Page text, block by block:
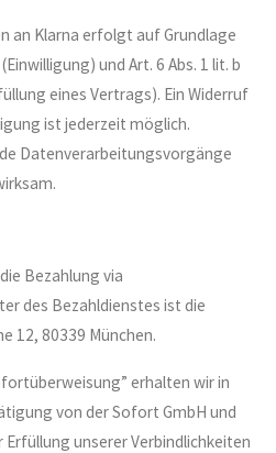
an Klarna erfolgt auf Grundlage
und Art. 6 Abs. 1 lit. b
eines Vertrags). Ein Widerruf
ist jederzeit möglich.
Datenverarbeitungsvorgänge
Bezahlung via
des Bezahldienstes ist die
12, 80339 München.
erhalten wir in
von der Sofort GmbH und
unserer Verbindlichkeiten